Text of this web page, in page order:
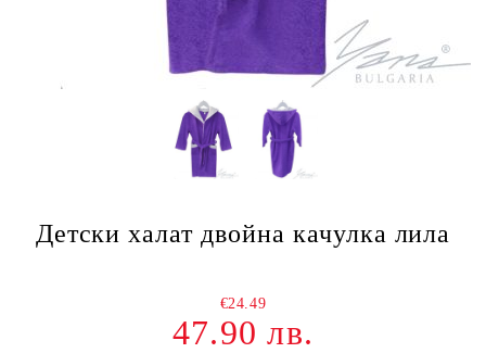
Детски халат двойна качулка лила
€24.49
47.90 лв.